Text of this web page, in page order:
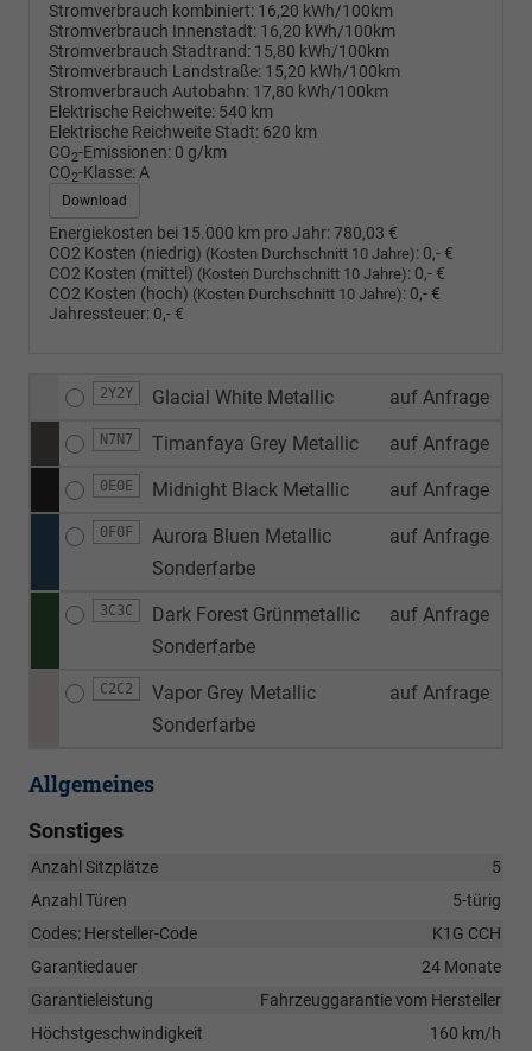
Stromverbrauch kombiniert: 16,20 kWh/100km
Stromverbrauch Innenstadt: 16,20 kWh/100km
Stromverbrauch Stadtrand: 15,80 kWh/100km
Stromverbrauch Landstraße: 15,20 kWh/100km
Stromverbrauch Autobahn: 17,80 kWh/100km
Elektrische Reichweite: 540 km
Elektrische Reichweite Stadt: 620 km
CO2-Emissionen: 0 g/km
CO2-Klasse:A
Download
Energiekosten bei 15.000 km pro Jahr:780,03 €
CO2 Kosten (niedrig) (Kosten Durchschnitt 10 Jahre): 0,- €
CO2 Kosten (mittel) (Kosten Durchschnitt 10 Jahre): 0,- €
CO2 Kosten (hoch) (Kosten Durchschnitt 10 Jahre): 0,- €
Jahressteuer: 0,- €
2Y2Y Glacial White Metallic auf Anfrage
N7N7 Timanfaya Grey Metallic auf Anfrage
0E0E Midnight Black Metallic auf Anfrage
0F0F
Aurora Bluen Metallic
Sonderfarbe
auf Anfrage
3C3C
Dark Forest Grünmetallic
Sonderfarbe
auf Anfrage
C2C2
Vapor Grey Metallic
Sonderfarbe
auf Anfrage
Allgemeines
Sonstiges
Anzahl Sitzplätze
5
Anzahl Türen
5-türig
Codes: Hersteller-Code
K1G CCH
Garantiedauer
24 Monate
Garantieleistung
Fahrzeuggarantie vom Hersteller
Höchstgeschwindigkeit
160 km/h